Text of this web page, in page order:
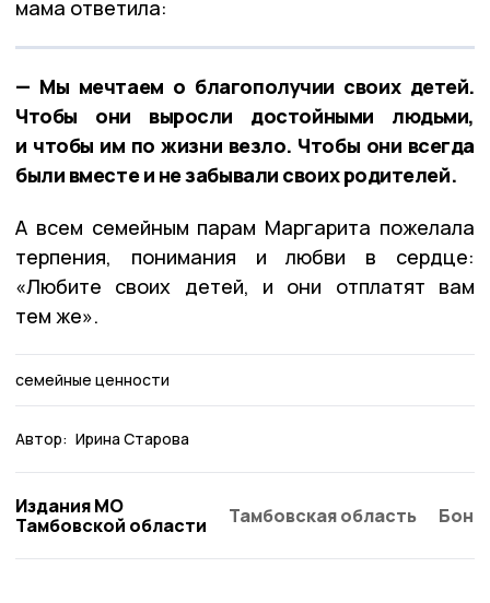
мама ответила:
— Мы мечтаем о благополучии своих детей.
Чтобы они выросли достойными людьми,
и чтобы им по жизни везло. Чтобы они всегда
были вместе и не забывали своих родителей.
А всем семейным парам Маргарита пожелала
терпения, понимания и любви в сердце:
«Любите своих детей, и они отплатят вам
тем же».
семейные ценности
Автор: Ирина Старова
Издания МО
Тамбовской области
Тамбовская область